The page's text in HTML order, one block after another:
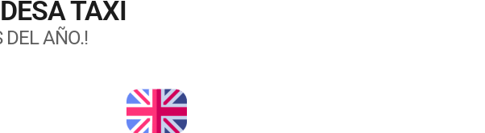
TAXI
DEL AÑO.!